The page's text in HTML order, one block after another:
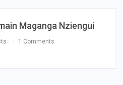
Maganga Nziengui
1 Comments